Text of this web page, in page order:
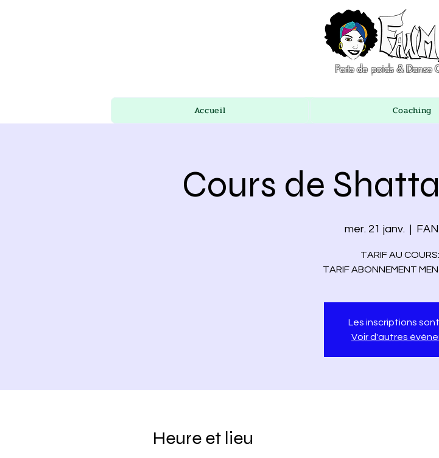
Perte de poids & Danse
Accueil Coaching
Cours de
mer. 21 janv.
  |
TARIF AU
TARIF ABONNEMENT
Les inscriptions
Voir d'autres
Heure et lieu